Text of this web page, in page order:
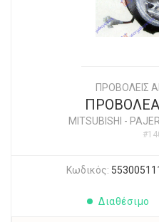
ΠΡΟΒΟΛΕΙΣ
MITSUBISHI -
Κωδικός:
Διαθέσιμο